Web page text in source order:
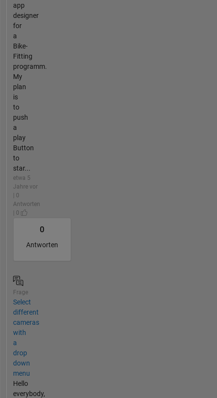
app
designer
for
a
Bike-
Fitting
programm.
My
plan
is
to
push
a
play
Button
to
star...
etwa 5
Jahre vor
| 0
Antworten
| 0
0
Antworten
Frage
Select
different
cameras
with
a
drop
down
menu
Hello
everybody,